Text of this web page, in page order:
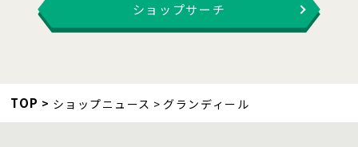
ショップサーチ
TOP ショップニュース グランディール